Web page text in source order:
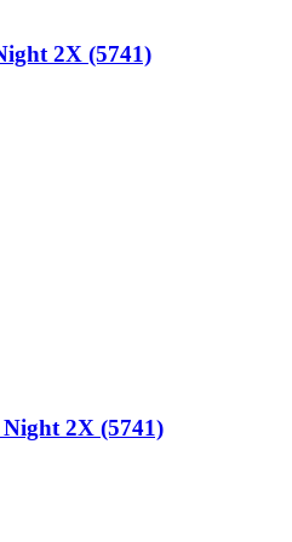
2X (5741)
2X (5741)